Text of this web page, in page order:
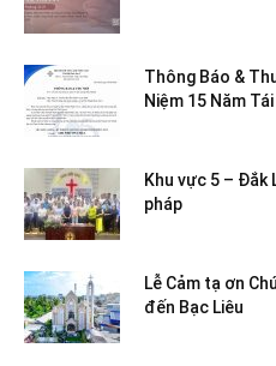
Thông Báo &
Niệm 15 Năm
Khu vực 5 – Đắk
pháp
Lễ Cảm tạ ơn
đến Bạc Liêu